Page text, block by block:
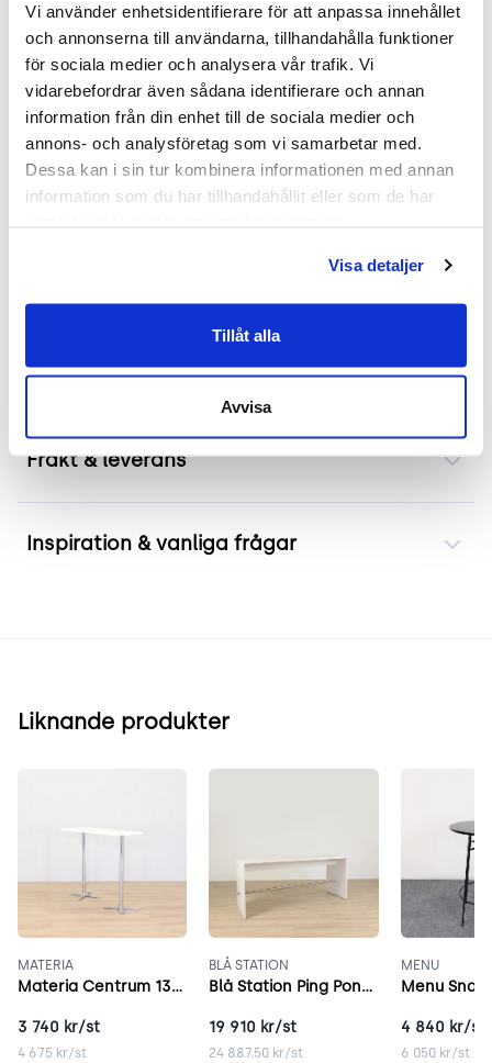
Vi använder enhetsidentifierare för att anpassa innehållet
och annonserna till användarna, tillhandahålla funktioner
för sociala medier och analysera vår trafik. Vi
vidarebefordrar även sådana identifierare och annan
information från din enhet till de sociala medier och
annons- och analysföretag som vi samarbetar med.
Dessa kan i sin tur kombinera informationen med annan
information som du har tillhandahållit eller som de har
Visa detaljer
Tillåt alla
Avvisa
Barbordet Stylus från det italienska varumärket
Pedrali kombinerar funktionalitet med en stilren
design. Bordets helvita yta och dess strukturerade
form ger ett modernt uttryck som passar utmärkt
både i offentliga rum såsom caféer eller
företagslunchrum, samt hemmiljöer.
Hållbarhet och estetik hand i hand
Pedralis engagemang för hållbarhet speglas även
konstruktionen säkerställer lång livslängd
samtidigt som den minimalistiska designen gör att
bordet aldrig går ur tiden.
Frakt & leverans
Inspiration & vanliga frågar
Liknande produkter
MATERIA
Materia Centrum 135x53 cm vit
3 740 kr/st
4 675 kr/st
BLÅ STATION
Blå Station Ping Pong 250x80 cm vit
19 910 kr/st
24 887.50 kr/st
MENU
4 840 kr/st
6 050kr/st